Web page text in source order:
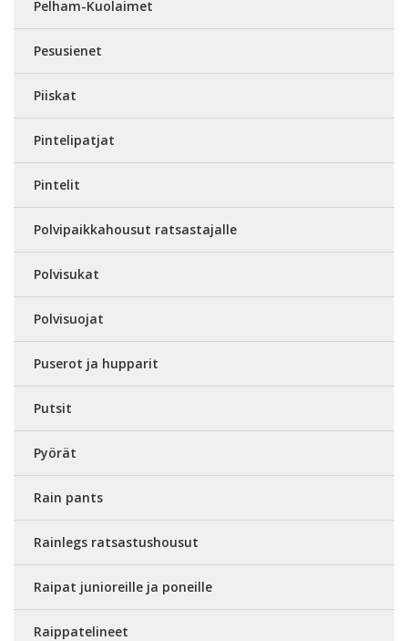
Pelham-Kuolaimet
Pesusienet
Piiskat
Pintelipatjat
Pintelit
Polvipaikkahousut ratsastajalle
Polvisukat
Polvisuojat
Puserot ja hupparit
Putsit
Pyörät
Rain pants
Rainlegs ratsastushousut
Raipat junioreille ja poneille
Raippatelineet